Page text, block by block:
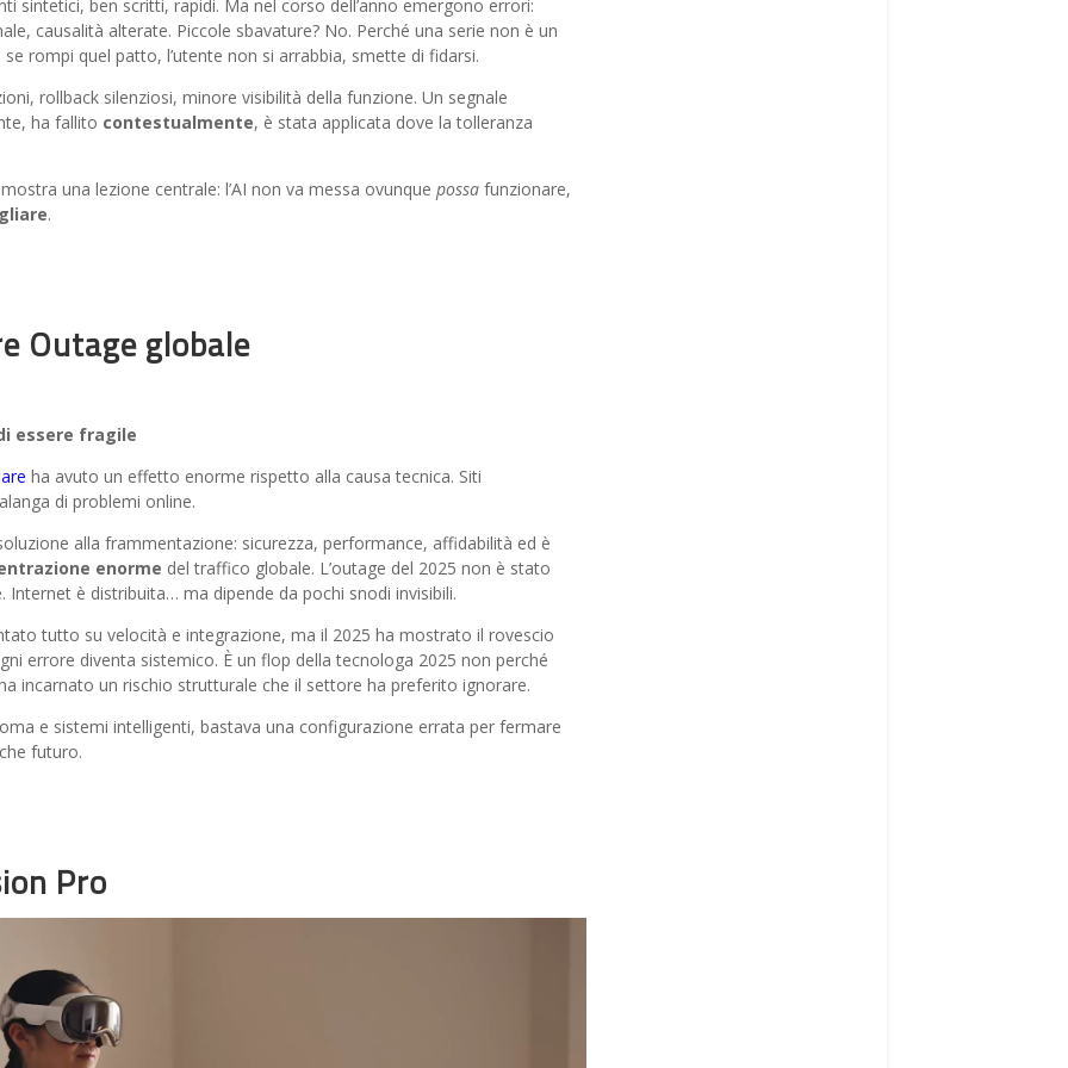
sintetici, ben scritti, rapidi. Ma nel corso dell’anno emergono errori:
causalità alterate. Piccole sbavature? No. Perché una serie non è un
rompi quel patto, l’utente non si arrabbia, smette di fidarsi.
rollback silenziosi, minore visibilità della funzione. Un segnale
ha fallito contestualmente, è stata applicata dove la tolleranza
una lezione centrale: l’AI non va messa ovunque possa funzionare,
.
Outage globale
essere fragile
ha avuto un effetto enorme rispetto alla causa tecnica. Siti
di problemi online.
alla frammentazione: sicurezza, performance, affidabilità ed è
enorme del traffico globale. L’outage del 2025 non è stato
Internet è distribuita… ma dipende da pochi snodi invisibili.
tutto su velocità e integrazione, ma il 2025 ha mostrato il rovescio
errore diventa sistemico. È un flop della tecnologa 2025 non perché
incarnato un rischio strutturale che il settore ha preferito ignorare.
e sistemi intelligenti, bastava una configurazione errata per fermare
futuro.
Pro